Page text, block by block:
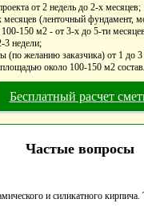
от 2 недель до 2-х месяцев;
(ленточный фундамент,
150 м2 - от 3-х до 5-ти
3 недели;
(по желанию заказчика) от 1 до
около 100-150 м2
Бесплатный расчет
Частые вопросы
и силикатного